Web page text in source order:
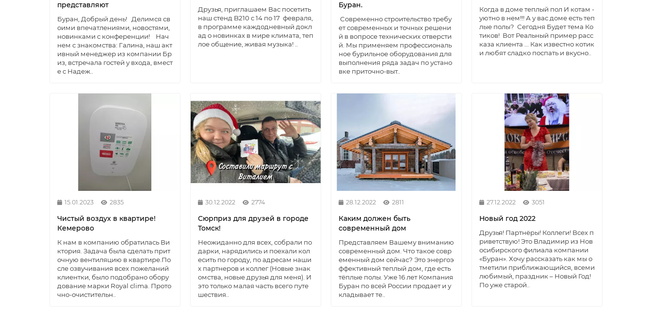
представляют
Буран, Добрый день! Делимся св
оими впечатлениями, новостями,
новинками с конференции! Нач
нем с знакомства: Галина, наш акт
ивный менеджер из компании Бр
из, встречала гостей у входа, вмест
е с Надеж..
Друзья, приглашаем Вас посетить
наш стенд B210 с 14 по 17 февраля,
в программе каждодневный докл
ад о новинках в мире климата, теп
лое общение, живая музыка! ..
Буран.
Современно строительство требу
ет современных и точных решени
й в вопросе технических отверсти
й. Мы применяем профессиональ
ное бурильное оборудования для
выполнения ряда задач по устано
вке приточно-выт..
Когда в доме теплый пол И котам -
уютно в нем!!! А у вас доме есть теп
лые полы? Сегодня Будет тема Ко
тиков! Вот Реальный пример расс
каза клиента ... Как известно котик
и любят сладко поспать и вкусно..
15.01.2023 2835
Чистый воздух в квартире!
Кемерово
К нам в компанию обратилась Ви
ктория. Задача была сделать прит
очную вентиляцию в квартире.По
сле озвучивания всех пожеланий
клиентки, было подобрано обору
дование марки Royal clima. Прото
чно-очистительн..
30.12.2022 2774
Сюрприз для друзей в городе
Томск!
Неожиданно для всех, собрали по
дарки, нарядились и поехали кол
есить по городу, по адресам наши
х партнеров и коллег (Новые знак
омства, новые друзья для меня). И
это только малая часть всего путе
шествия..
28.12.2022 2811
Каким должен быть
современный дом
Представляем Вашему вниманию
современный дом. Что такое совр
еменный дом сейчас? Это энергоэ
ффективный теплый дом, где есть
тёплые полы. Уже 16 лет Компания
Буран по всей России продает и у
кладывает те..
27.12.2022 3051
Новый год 2022
Друзья! Партнёры! Коллеги! Всех п
риветствую! Это Владимир из Нов
осибирского филиала компании
«Буран». Хочу рассказать как мы о
тметили приближающийся, всеми
любимый, праздник – Новый Год!
По уже старой..